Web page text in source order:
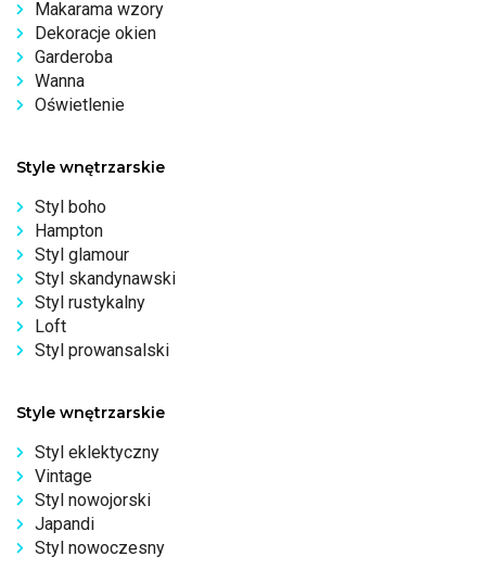
Makarama wzory
Dekoracje okien
Garderoba
Wanna
Oświetlenie
Style wnętrzarskie
Styl boho
Hampton
Styl glamour
Styl skandynawski
Styl rustykalny
Loft
Styl prowansalski
Style wnętrzarskie
Styl eklektyczny
Vintage
Styl nowojorski
Japandi
Styl nowoczesny